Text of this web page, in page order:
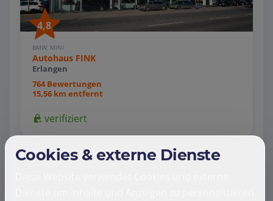
4,8
BMW, MINI
Autohaus FINK
Erlangen
764 Bewertungen
15,56 km entfernt
verifiziert
Cookies & externe Dienste